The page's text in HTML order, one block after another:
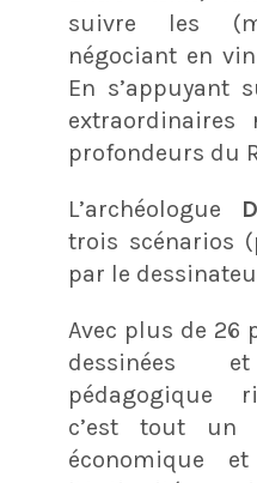
suivre les
négociant en
En s’appuyant
extraordinaires
profondeurs du
L’archéologue
trois scénarios
par le
Avec plus de 26
dessinées
pédagogique
c’est tout un
économique